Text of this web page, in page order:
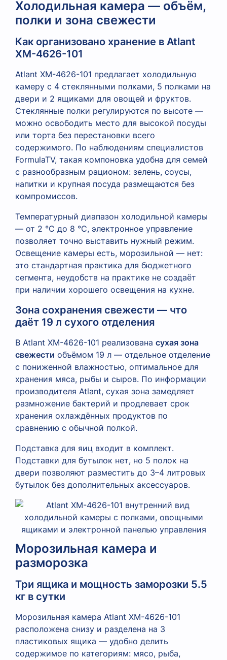
Холодильная камера — объём,
полки и зона свежести
Как организовано хранение в Atlant
XM-4626-101
Atlant XM-4626-101 предлагает холодильную
камеру с 4 стеклянными полками, 5 полками на
двери и 2 ящиками для овощей и фруктов.
Стеклянные полки регулируются по высоте —
можно освободить место для высокой посуды
или торта без перестановки всего
содержимого. По наблюдениям специалистов
FormulaTV, такая компоновка удобна для семей
с разнообразным рационом: зелень, соусы,
напитки и крупная посуда размещаются без
компромиссов.
Температурный диапазон холодильной камеры
— от 2 °C до 8 °C, электронное управление
позволяет точно выставить нужный режим.
Освещение камеры есть, морозильной — нет:
это стандартная практика для бюджетного
сегмента, неудобств на практике не создаёт
при наличии хорошего освещения на кухне.
Зона сохранения свежести — что
даёт 19 л сухого отделения
В Atlant XM-4626-101 реализована сухая зона
свежести объёмом 19 л — отдельное отделение
с пониженной влажностью, оптимальное для
хранения мяса, рыбы и сыров. По информации
производителя Atlant, сухая зона замедляет
размножение бактерий и продлевает срок
хранения охлаждённых продуктов по
сравнению с обычной полкой.
Подставка для яиц входит в комплект.
Подставки для бутылок нет, но 5 полок на
двери позволяют разместить до 3–4 литровых
бутылок без дополнительных аксессуаров.
Морозильная камера и
разморозка
Три ящика и мощность заморозки 5.5
кг в сутки
Морозильная камера Atlant XM-4626-101
расположена снизу и разделена на 3
пластиковых ящика — удобно делить
содержимое по категориям: мясо, рыба,